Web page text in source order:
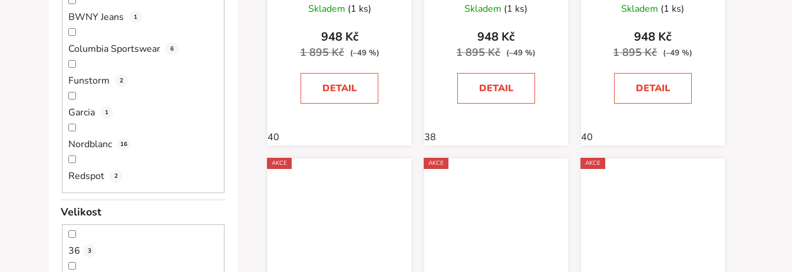
BWNY Jeans 1
Columbia Sportswear 6
Funstorm 2
Garcia 1
Nordblanc 16
Redspot 2
Velikost
36 3
Skladem (1 ks)
948 Kč
1 895 Kč (–49 %)
DETAIL
40
Skladem (1 ks)
948 Kč
1 895 Kč (–49 %)
DETAIL
38
Skladem (1 ks)
948 Kč
1 895 Kč (–49 %)
DETAIL
40
AKCE AKCE AKCE